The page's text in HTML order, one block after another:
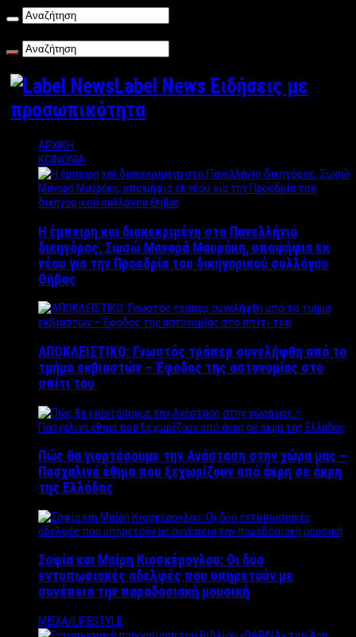
Label News Ειδήσεις με
προσωπικότητα
ΑΡΧΙΚΗ
ΚΟΙΝΩΝΙΑ
Η έμπειρη και διακεκριμένη στο Πανελλήνιο
δικηγόρος, Σωσώ Μαναρά Μαυράκη, υποψήφια εκ
νέου για την Προεδρία του δικηγορικού συλλόγου
Θήβας
ΑΠΟΚΛΕΙΣΤΙΚΟ: Γνωστός τράπερ συνελήφθη από το
τμήμα εκβιαστών – Έφοδος της αστυνομίας στο
σπίτι του
Πώς θα γιορτάσουμε την Ανάσταση στην χώρα μας –
Πασχαλινά έθιμα που ξεχωρίζουν από άκρη σε άκρη
της Ελλάδας
Σοφία και Μαίρη Κιοσκέρογλου: Οι δύο
εντυπωσιακές αδελφές που υπηρετούν με
συνέπεια την παραδοσιακή μουσική
MEDIA/LIFESTYLE